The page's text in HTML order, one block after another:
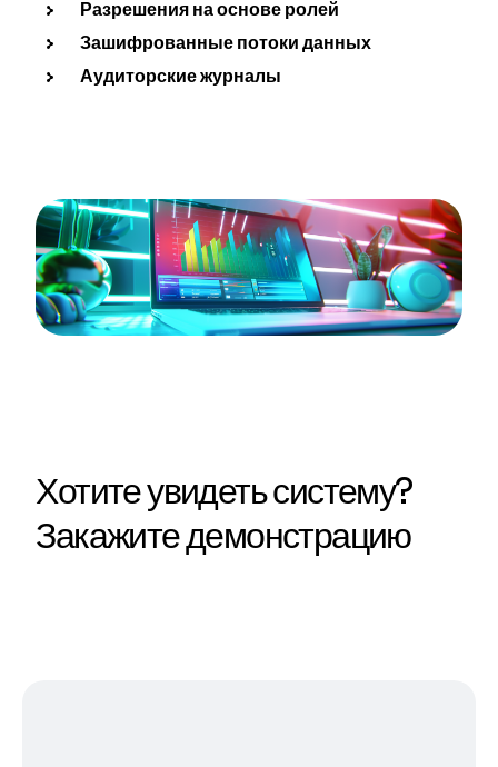
Разрешения на основе ролей
Зашифрованные потоки данных
Аудиторские журналы
Хотите увидеть систему?
Закажите демонстрацию